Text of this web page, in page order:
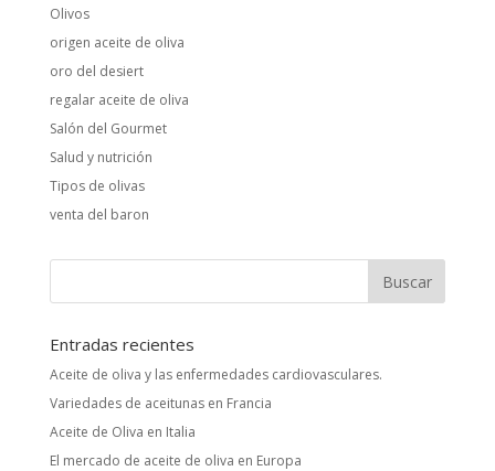
Olivos
origen aceite de oliva
oro del desiert
regalar aceite de oliva
Salón del Gourmet
Salud y nutrición
Tipos de olivas
venta del baron
Entradas recientes
Aceite de oliva y las enfermedades cardiovasculares.
Variedades de aceitunas en Francia
Aceite de Oliva en Italia
El mercado de aceite de oliva en Europa